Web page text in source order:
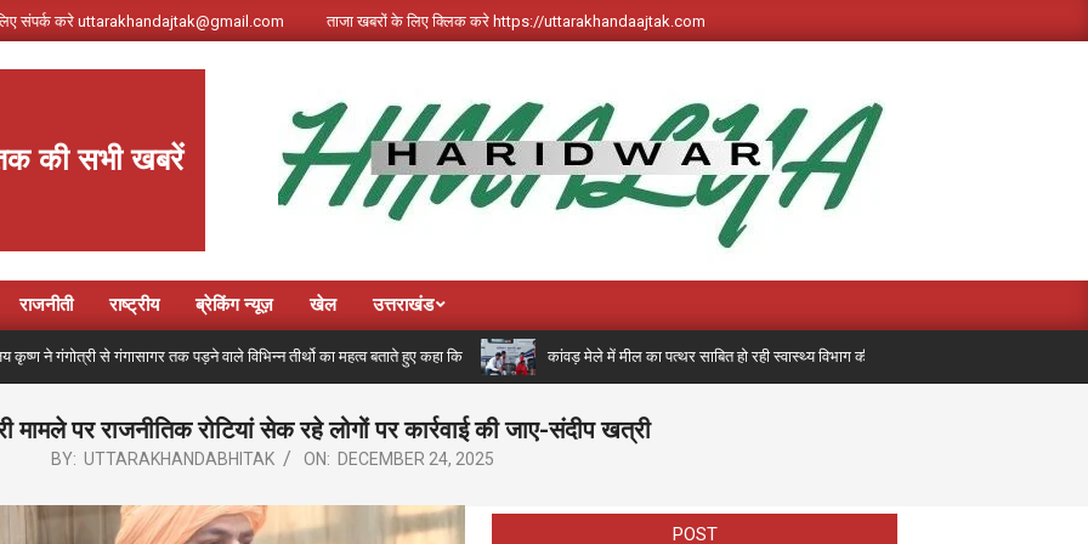
संपर्क करे uttarakhandajtak@gmail.com ताजा खबरों के लिए क्लिक करे https://uttarakhandaajtak.com
की सभी खबरें
राजनीती राष्ट्रीय ब्रेकिंग न्यूज़ खेल उत्तराखंड
से गंगासागर तक पड़ने वाले विभिन्न तीर्थो का महत्व बताते हुए कहा कि कांवड़ मेले में मील का पत्थर साबित हो रही स्वास्थ्य विभाग की पहली बार लगी मेडिकल मोबाइल यूनिट, अब तक
मामले पर राजनीतिक रोटियां सेक रहे लोगों पर कार्रवाई की जाए-संदीप खत्री
BY: UTTARAKHANDABHITAK ON: DECEMBER 24, 2025
POST